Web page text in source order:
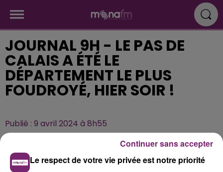
JOURNAL 9H - LE PAS DE
CALAIS A ÉTÉ LE
DÉPARTEMENT LE PLUS
FOUDROYÉ, HIER SOIR !
Publié : 9 avril 2024 à 8h55
Le respect de votre vie privée est notre priorité
Continuer sans accepter